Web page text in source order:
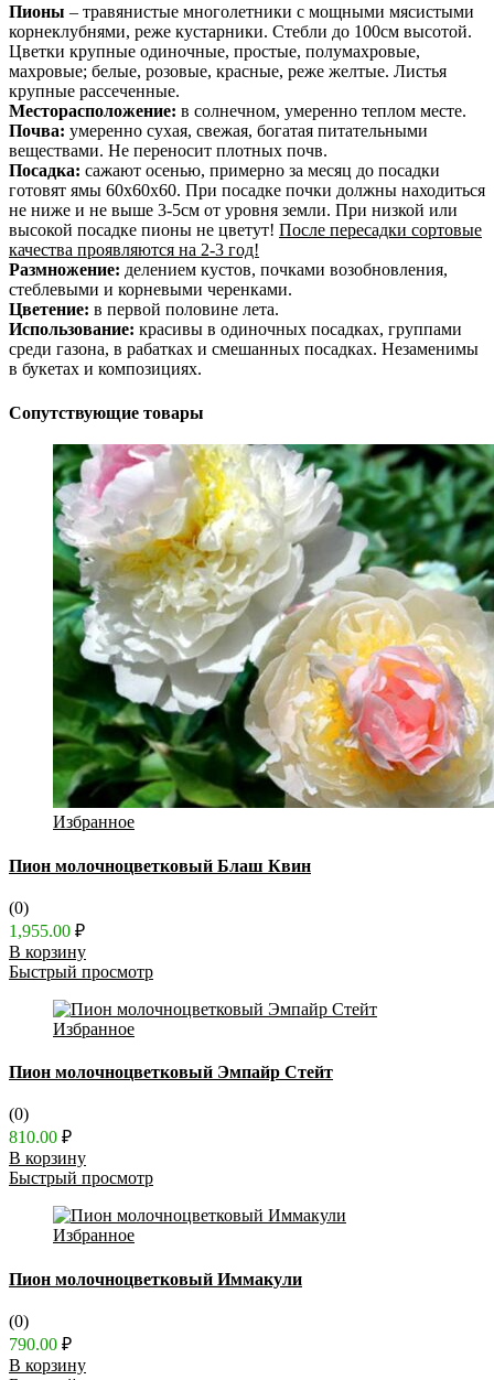
Пионы – травянистые многолетники с мощными мясистыми
корнеклубнями, реже кустарники. Стебли до 100см высотой.
Цветки крупные одиночные, простые, полумахровые,
махровые; белые, розовые, красные, реже желтые. Листья
крупные рассеченные.
Месторасположение: в солнечном, умеренно теплом месте.
Почва: умеренно сухая, свежая, богатая питательными
веществами. Не переносит плотных почв.
Посадка: сажают осенью, примерно за месяц до посадки
готовят ямы 60х60х60. При посадке почки должны находиться
не ниже и не выше 3-5см от уровня земли. При низкой или
высокой посадке пионы не цветут! После пересадки сортовые
качества проявляются на 2-3 год!
Размножение: делением кустов, почками возобновления,
стеблевыми и корневыми черенками.
Цветение: в первой половине лета.
Использование: красивы в одиночных посадках, группами
среди газона, в рабатках и смешанных посадках. Незаменимы
в букетах и композициях.
Сопутствующие товары
Избранное
Пион молочноцветковый Блаш Квин
(0)
1,955.00 ₽
В корзину
Быстрый просмотр
Избранное
Пион молочноцветковый Эмпайр Стейт
(0)
810.00 ₽
В корзину
Быстрый просмотр
Избранное
Пион молочноцветковый Иммакули
(0)
790.00 ₽
В корзину